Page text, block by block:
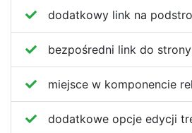
dodatkowy link na
bezpośredni link do
miejsce w komponencie
dodatkowe opcje edycji